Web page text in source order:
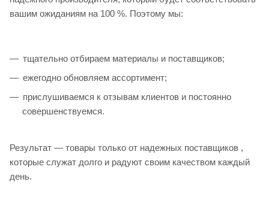
вашим ожиданиям на 100 %. Поэтому мы:
тщательно отбираем материалы и поставщиков;
ежегодно обновляем ассортимент;
прислушиваемся к отзывам клиентов и постоянно
совершенствуемся.
Результат — товары только от надежных поставщиков ,
которые служат долго и радуют своим качеством каждый
день.